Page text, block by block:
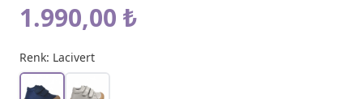
1.990,00 ₺
Renk: Lacivert